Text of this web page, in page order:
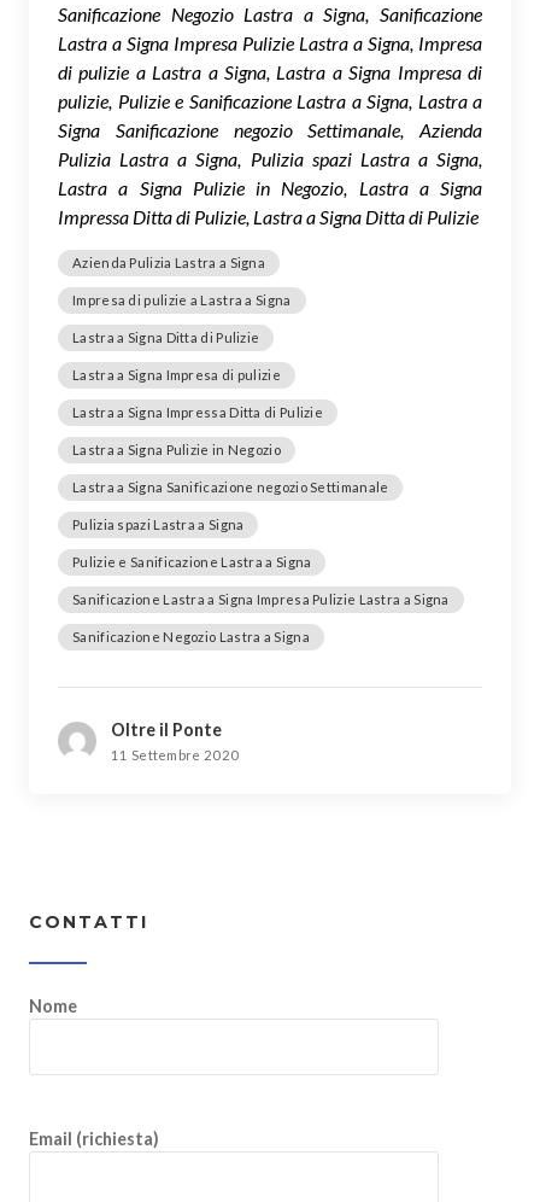
Sanificazione Negozio Lastra a Signa, Sanificazione
Lastra a Signa Impresa Pulizie Lastra a Signa, Impresa
di pulizie a Lastra a Signa, Lastra a Signa Impresa di
pulizie, Pulizie e Sanificazione Lastra a Signa, Lastra a
Signa Sanificazione negozio Settimanale, Azienda
Pulizia Lastra a Signa, Pulizia spazi Lastra a Signa,
Lastra a Signa Pulizie in Negozio, Lastra a Signa
Impressa Ditta di Pulizie, Lastra a Signa Ditta di Pulizie
Azienda Pulizia Lastra a Signa
Impresa di pulizie a Lastra a Signa
Lastra a Signa Ditta di Pulizie
Lastra a Signa Impresa di pulizie
Lastra a Signa Impressa Ditta di Pulizie
Lastra a Signa Pulizie in Negozio
Lastra a Signa Sanificazione negozio Settimanale
Pulizia spazi Lastra a Signa
Pulizie e Sanificazione Lastra a Signa
Sanificazione Lastra a Signa Impresa Pulizie Lastra a Signa
Sanificazione Negozio Lastra a Signa
Oltre il Ponte
11 Settembre 2020
CONTATTI
Nome
Email (richiesta)